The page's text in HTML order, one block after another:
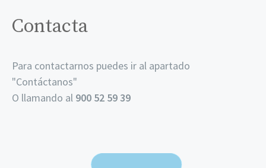
Contacta
Para contactarnos puedes ir al apartado
"Contáctanos"
O llamando al 900 52 59 39